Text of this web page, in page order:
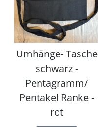
Umhänge- Tasche
schwarz -
Pentagramm/
Pentakel Ranke -
rot